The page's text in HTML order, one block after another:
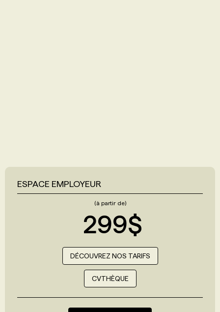
ESPACE EMPLOYEUR
(à partir de)
299$
DÉCOUVREZ NOS TARIFS
CVTHÈQUE